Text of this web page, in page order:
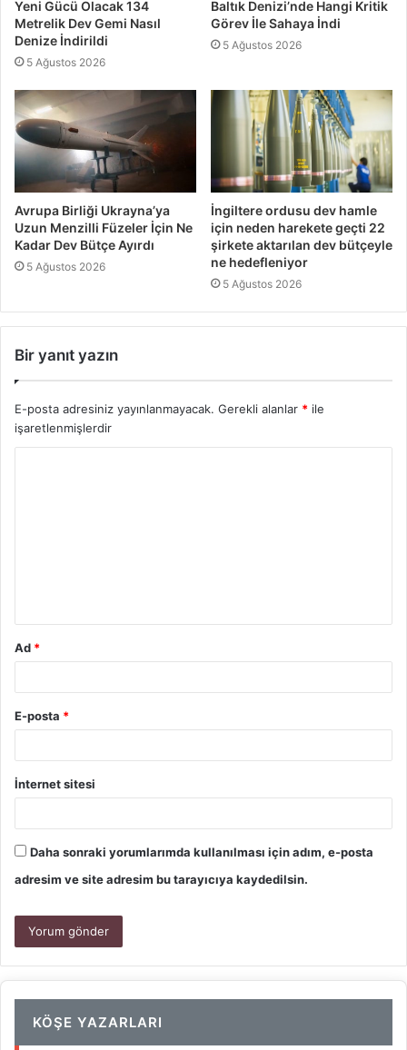
Yeni Gücü Olacak 134
Metrelik Dev Gemi Nasıl
Denize İndirildi
5 Ağustos 2026
Baltık Denizi’nde Hangi Kritik
Görev İle Sahaya İndi
5 Ağustos 2026
Avrupa Birliği Ukrayna’ya
Uzun Menzilli Füzeler İçin Ne
Kadar Dev Bütçe Ayırdı
5 Ağustos 2026
İngiltere ordusu dev hamle
için neden harekete geçti 22
şirkete aktarılan dev bütçeyle
ne hedefleniyor
5 Ağustos 2026
Bir yanıt yazın
E-posta adresiniz yayınlanmayacak. Gerekli alanlar * ile
işaretlenmişlerdir
Ad *
E-posta *
İnternet sitesi
Daha sonraki yorumlarımda kullanılması için adım, e-posta
adresim ve site adresim bu tarayıcıya kaydedilsin.
KÖŞE YAZARLARI